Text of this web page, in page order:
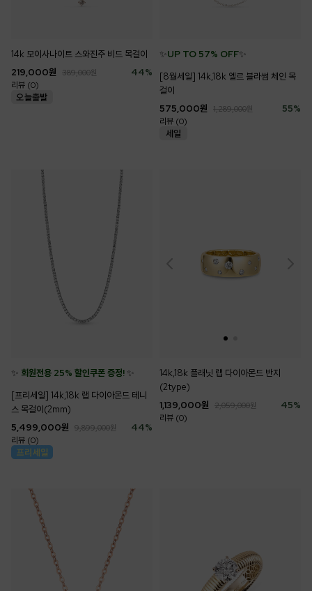
14k 모이사나이트 스와진주 비드 목걸이
44%
219,000원 389,000원
리뷰 (0)
✨UP TO 57% OFF✨
[8월세일] 14k,18k 엘르 블라썸 체인 목
걸이
55%
575,000원 1,289,000원
리뷰 (0)
✨ 회원전용 25% 할인쿠폰 증정! ✨
[프리세일] 14k,18k 랩 다이아몬드 테니
스 목걸이(2mm)
44%
5,499,000원 9,899,000원
리뷰 (0)
14k,18k 플래닛 랩 다이아몬드 반지
(2type)
45%
1,139,000원 2,059,000원
리뷰 (0)